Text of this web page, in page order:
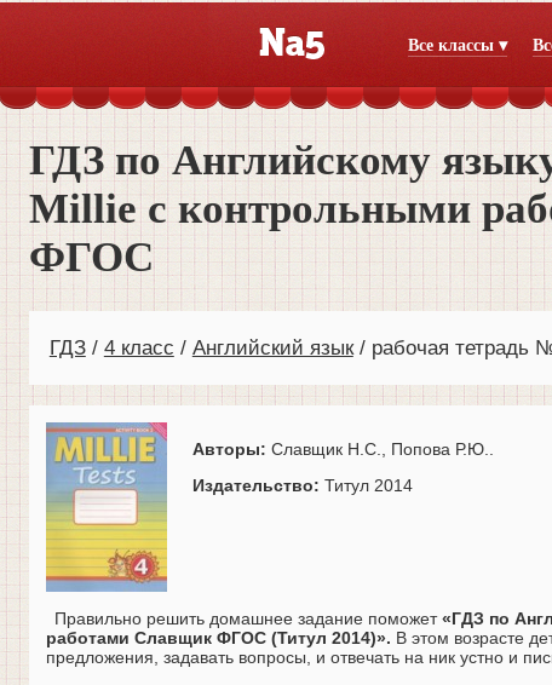
Все классы ▾
ГДЗ по Английскому
Millie с контрольными
ФГОС
ГДЗ 4 класс Английский язык рабочая тетрадь
Авторы: Славщик Н.С., Попова Р.Ю..
Издательство: Титул 2014
Правильно решить домашнее задание поможет«ГДЗ по
работами Славщик ФГОС (Титул 2014)». В этом возрасте
предложения, задавать вопросы, и отвечать на ник устно и